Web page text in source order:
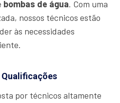
bombas de água. Com uma
nossos técnicos estão
às necessidades
Qualificações
por técnicos altamente